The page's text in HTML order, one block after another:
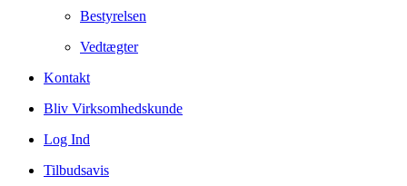
Bestyrelsen
Vedtægter
Kontakt
Bliv Virksomhedskunde
Log Ind
Tilbudsavis